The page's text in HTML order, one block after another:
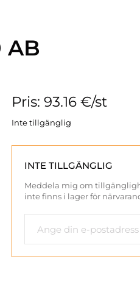
AB
Pris: 93.16 €/st
Inte tillgänglig
INTE TILLGÄNGLIG
Meddela mig om
inte finns i lager för